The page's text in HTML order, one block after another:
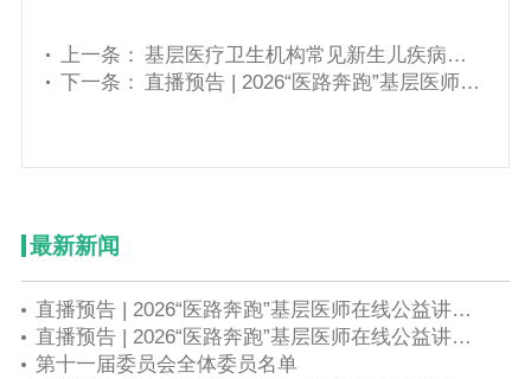
上一条：
基层医疗卫生机构常见新生儿疾病诊疗指南：新生儿黄疸（2025年）
下一条：
直播预告 | 2026“医路奔跑”基层医师在线公益讲座第八期——新生儿疑难重症多学科协作诊疗与长期随访管理
最新新闻
直播预告 | 2026“医路奔跑”基层医师在线公益讲座第八期——新生儿疑难重症多学科协作诊疗与长期随访管理
直播预告 | 2026“医路奔跑”基层医师在线公益讲座第七期——生育友好背景下产后出血及胎盘疾病综合管理
第十一届委员会全体委员名单